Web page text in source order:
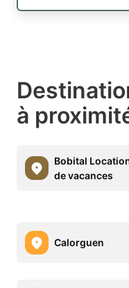
à
Bobital
de vacances
Calorguen